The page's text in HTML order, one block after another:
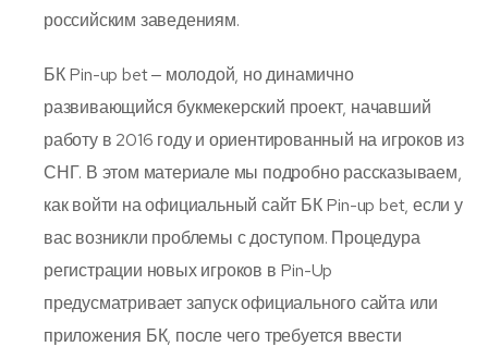
российским заведениям.
БК Pin-up bet ‒ молодой, но динамично
развивающийся букмекерский проект, начавший
работу в 2016 году и ориентированный на игроков из
СНГ. В этом материале мы подробно рассказываем,
как войти на официальный сайт БК Pin-up bet, если у
вас возникли проблемы с доступом. Процедура
регистрации новых игроков в Pin-Up
предусматривает запуск официального сайта или
приложения БК, после чего требуется ввести